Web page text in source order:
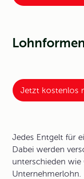
Jetzt kostenlos
Jedes Entgelt für
Dabei werden
unterschieden wie
Unternehmerlohn.